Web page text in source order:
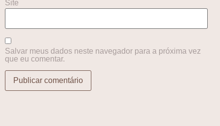
Site
Salvar meus dados neste navegador para a próxima vez
que eu comentar.